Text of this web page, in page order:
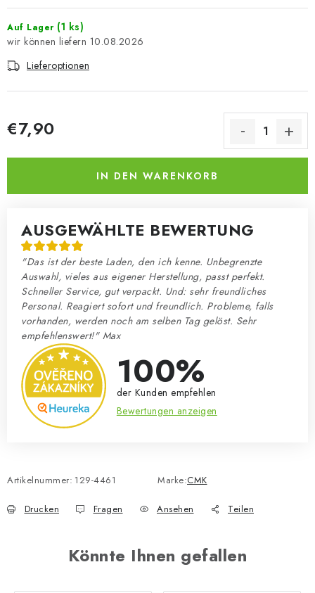
Großhandel
Modellfarben-Umrechner
Art Scale Modellbau-Glossar
Auf Lager (1 ks)
10.08.2026
Lieferoptionen
€7,90
IN DEN WARENKORB
AUSGEWÄHLTE BEWERTUNG
"Das ist der beste Laden, den ich kenne. Unbegrenzte
Auswahl, vieles aus eigener Herstellung, passt perfekt.
Schneller Service, gut verpackt. Und: sehr freundliches
Personal. Reagiert sofort und freundlich. Probleme, falls
vorhanden, werden noch am selben Tag gelöst. Sehr
empfehlenswert!" Max
100%
der Kunden empfehlen
Bewertungen anzeigen
Artikelnummer: 129-4461 Marke:CMK
Drucken Fragen Ansehen Teilen
Könnte Ihnen gefallen